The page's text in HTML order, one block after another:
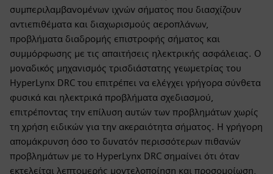
συμπεριλαμβανομένων ιχνών σήματος που διασχίζουν
αντιεπιθέματα και διαχωρισμούς αεροπλάνων,
προβλήματα διαδρομής επιστροφής σήματος και
συμμόρφωσης με τις απαιτήσεις ηλεκτρικής ασφάλειας. Ο
μοναδικός μηχανισμός τρισδιάστατης γεωμετρίας του
HyperLynx DRC του επιτρέπει να ελέγχει γρήγορα σύνθετα
φυσικά και ηλεκτρικά προβλήματα σχεδιασμού,
επιτρέποντας την επίλυση αυτών των προβλημάτων χωρίς
τη χρήση ειδικών για την ακεραιότητα σήματος. Η γρήγορη
απομάκρυνση όσο το δυνατόν περισσότερων πιθανών
προβλημάτων με το HyperLynx DRC σημαίνει ότι όταν
εκτελείται λεπτομερής μοντελοποίηση και προσομοίωση,